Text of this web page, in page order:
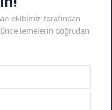
ekibimiz tarafından
doğrudan